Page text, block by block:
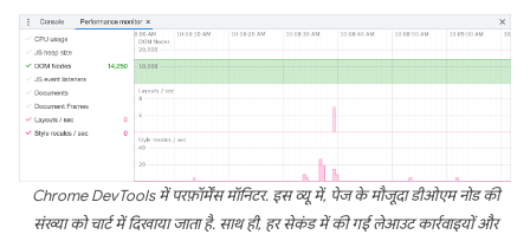
Chrome DevTools में परफ़ॉर्मेंस मॉनिटर. इस व्यू में, पेज के मौजूदा डीओएम नोड की
संख्या को चार्ट में दिखाया जाता है. साथ ही, हर सेकंड में की गई लेआउट कार्रवाइयों और